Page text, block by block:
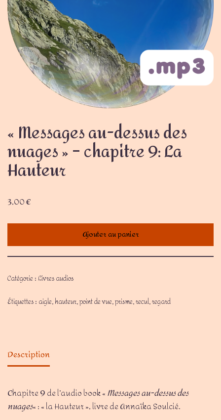
« Messages au-dessus des
nuages » – chapitre 9: La
Hauteur
3,00€
Ajouter au panier
Catégorie :Livres audios
Étiquettes : aigle,hauteur,point de vue,prisme,recul,regard
Description
Chapitre 9 de l’audio book «Messages au-dessus des
nuages« : « la Hauteur », livre de Annaïka Soulcié.